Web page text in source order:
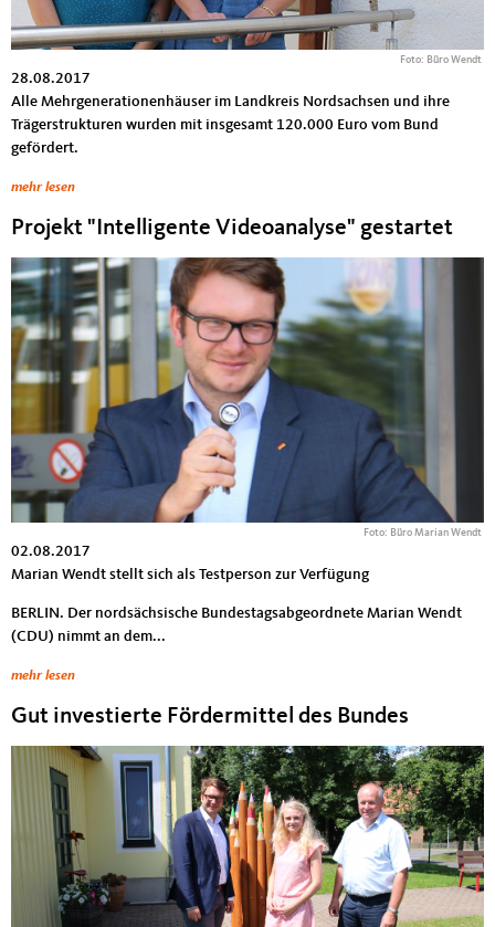
Foto: Büro Wendt
28.08.2017
Alle Mehrgenerationenhäuser im Landkreis Nordsachsen und ihre
Trägerstrukturen wurden mit insgesamt 120.000 Euro vom Bund
gefördert.
mehr lesen
Projekt "Intelligente Videoanalyse" gestartet
Foto: Büro Marian Wendt
02.08.2017
Marian Wendt stellt sich als Testperson zur Verfügung
BERLIN. Der nordsächsische Bundestagsabgeordnete Marian Wendt
(CDU) nimmt an dem...
mehr lesen
Gut investierte Fördermittel des Bundes